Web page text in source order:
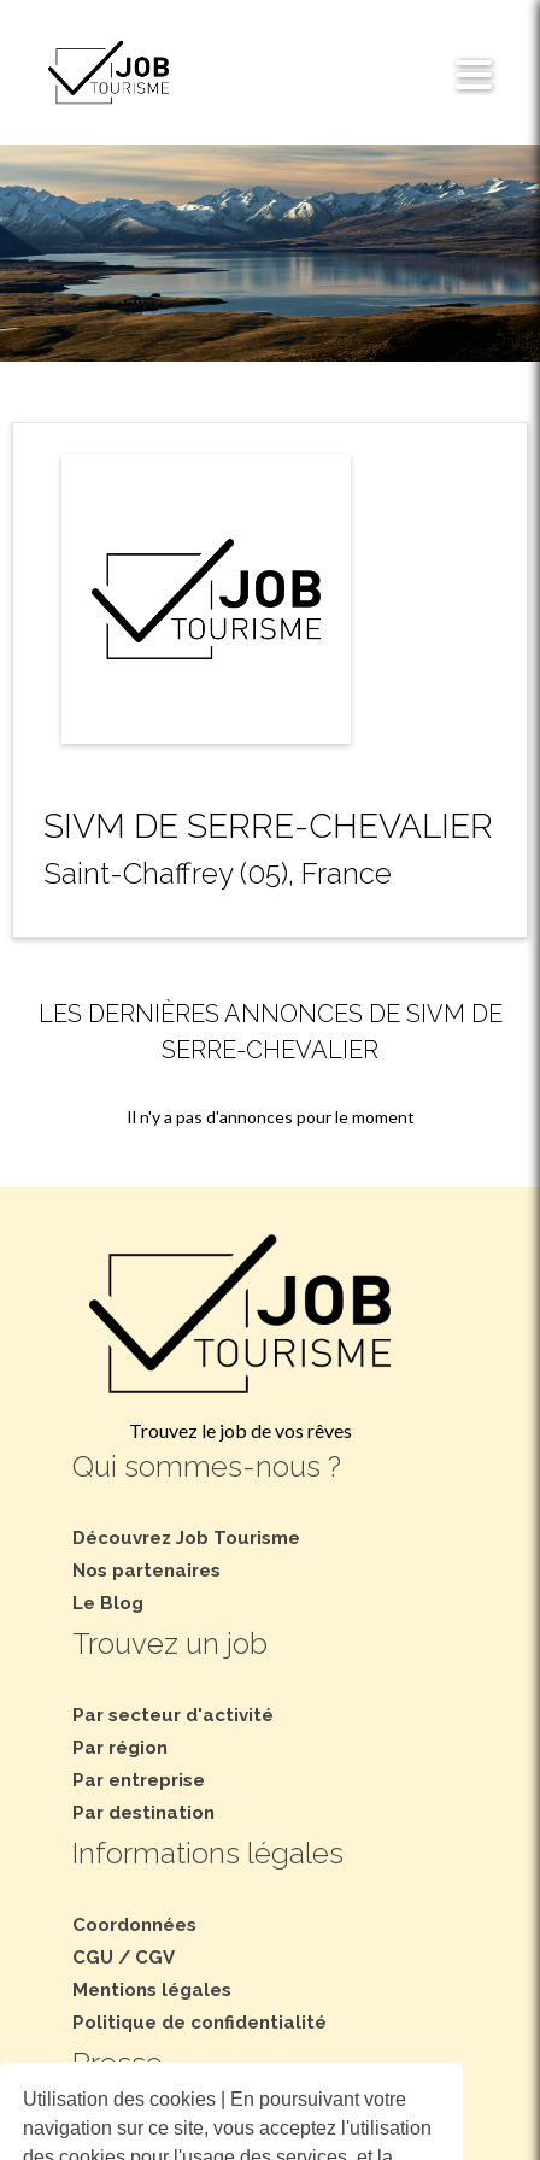
Utilisation des cookies | En poursuivant votre
navigation sur ce site, vous acceptez l'utilisation
SIVM DE SERRE-CHEVALIER
Saint-Chaffrey (05), France
LES DERNIÈRES ANNONCES DE SIVM DE
SERRE-CHEVALIER
Il n'y a pas d'annonces pour le moment
Trouvez le job de vos rêves
Qui sommes-nous ?
Découvrez Job Tourisme
Nos partenaires
Le Blog
Trouvez un job
Par secteur d'activité
Par région
Par entreprise
Par destination
Informations légales
Coordonnées
CGU / CGV
Mentions légales
Politique de confidentialité
Presse
Dossier et communiqué de presse